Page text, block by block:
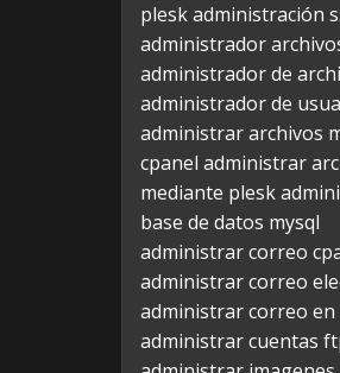
pleskadministración
administrador
administrador de
administrador de
administrar archivos
cpanel administrar
mediante plesk
base de datos mysql
administrar correo
administrar correo
administrar correo en
administrar cuentas